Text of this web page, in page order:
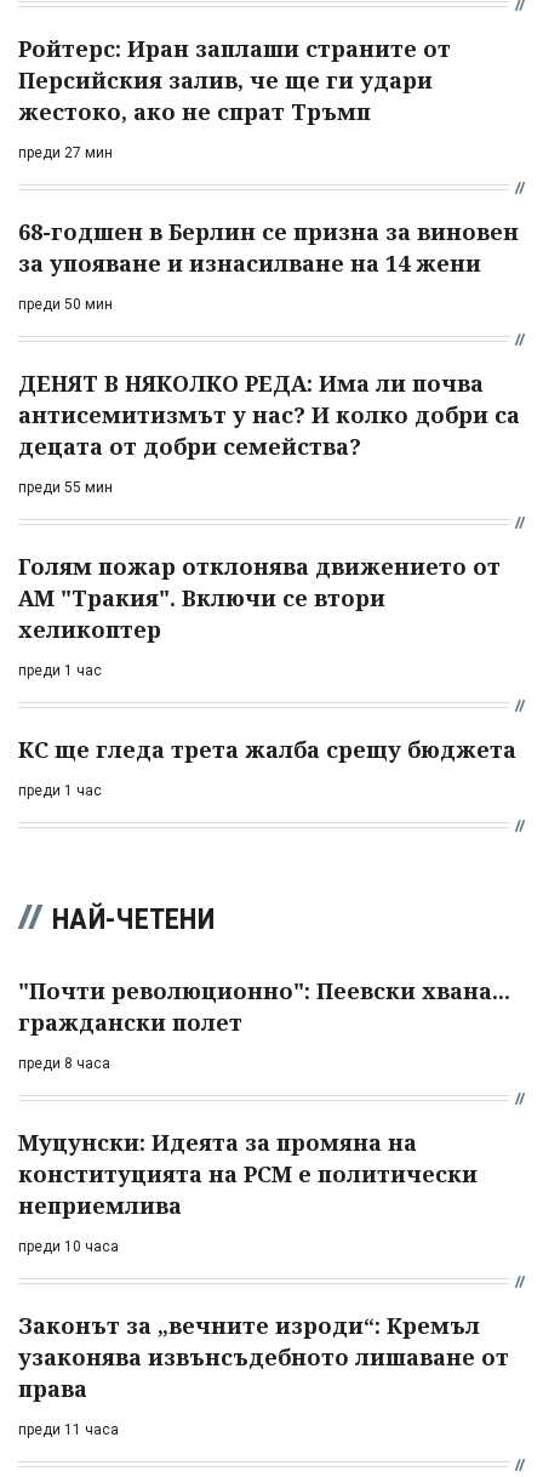
Ройтерс: Иран заплаши страните от
Персийския залив, че ще ги удари
жестоко, ако не спрат Тръмп
преди 27 мин
68-годшен в Берлин се призна за виновен
за упояване и изнасилване на 14 жени
преди 50 мин
ДЕНЯТ В НЯКОЛКО РЕДА: Има ли почва
антисемитизмът у нас? И колко добри са
децата от добри семейства?
преди 55 мин
Голям пожар отклонява движението от
АМ "Тракия". Включи се втори
хеликоптер
преди 1 час
КС ще гледа трета жалба срещу бюджета
преди 1 час
НАЙ-ЧЕТЕНИ
"Почти революционно": Пеевски хвана...
граждански полет
преди 8 часа
Муцунски: Идеята за промяна на
конституцията на РСМ е политически
неприемлива
преди 10 часа
Законът за „вечните изроди“: Кремъл
узаконява извънсъдебното лишаване от
права
преди 11 часа